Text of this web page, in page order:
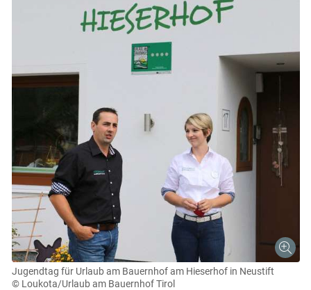
Jugendtag für Urlaub am Bauernhof am Hieserhof in Neustift
© Loukota/Urlaub am Bauernhof Tirol